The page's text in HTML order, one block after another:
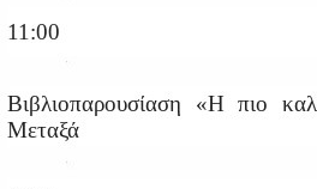
11:00
Βιβλιοπαρουσίαση «Η πιο
Μεταξά